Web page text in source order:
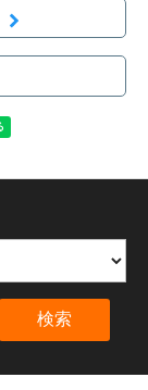
検索